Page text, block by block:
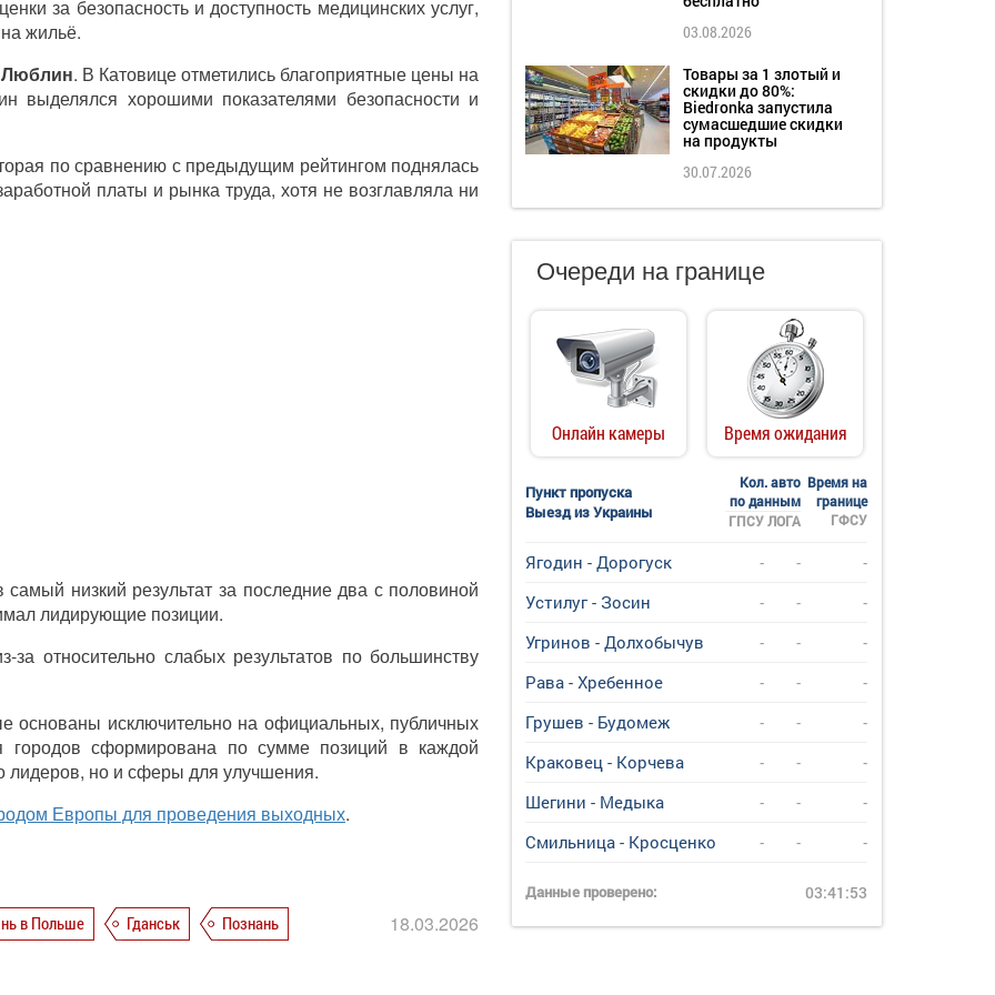
за безопасность и доступность медицинских услуг,
жильё.
Люблин. В Катовице отметились благоприятные цены на
выделялся хорошими показателями безопасности и
по сравнению с предыдущим рейтингом поднялась
платы и рынка труда, хотя не возглавляла ни
низкий результат за последние два с половиной
лидирующие позиции.
относительно слабых результатов по большинству
основаны исключительно на официальных, публичных
городов сформирована по сумме позиций в каждой
лидеров, но и сферы для улучшения.
Европы для проведения выходных.
в Польше Гданськ Познань 18.03.2026
03.08.2026
Товары за 1 злотый и
скидки до 80%:
Biedronka запустила
сумасшедшие скидки
на продукты
30.07.2026
Очереди на границе
Онлайн камеры Время ожидания
Пункт пропуска
Выезд из Украины
Кол. авто
по данным
Время на
границе
ГФСУ
ГПСУ ЛОГА
Ягодин - Дорогуск - -
-
Устилуг - Зосин
- -
-
Угринов - Долхобычув
- -
-
Рава - Хребенное
- -
-
Грушев - Будомеж
- -
-
Краковец - Корчева
- -
-
Шегини - Медыка
- -
-
Смильница - Кросценко
- - -
Данные проверено: 03:41:53